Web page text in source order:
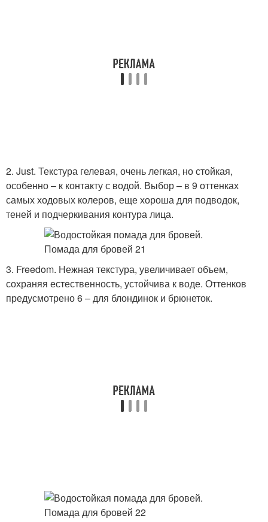
2. Just. Текстура гелевая, очень легкая, но стойкая,
особенно – к контакту с водой. Выбор – в 9 оттенках
самых ходовых колеров, еще хороша для подводок,
теней и подчеркивания контура лица.
3. Freedom. Нежная текстура, увеличивает объем,
сохраняя естественность, устойчива к воде. Оттенков
предусмотрено 6 – для блондинок и брюнеток.